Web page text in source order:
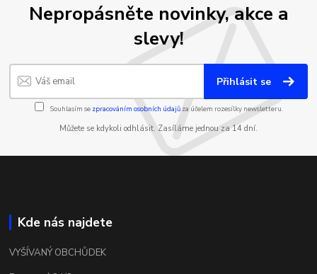
Nepropásněte novinky, akce a
slevy!
Přihlásit se
Souhlasím se zpracováním osobních údajůza účelem rozesílky newsletteru.
Můžete se kdykoli odhlásit. Zasíláme jednou za 14 dní.
Kde nás najdete
VYŠÍVANÝ OBCHŮDEK